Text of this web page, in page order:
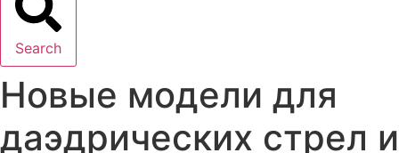
Search
Новые модели для
даэдрических стрел и